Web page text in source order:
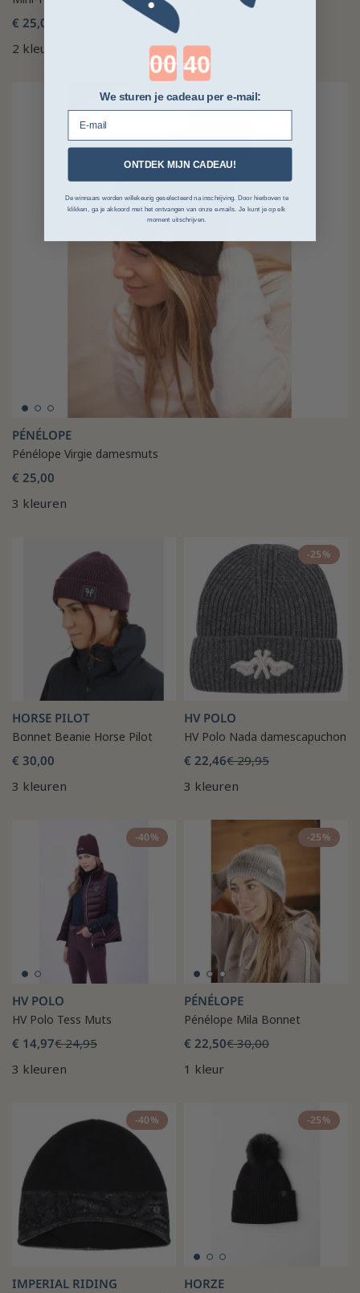
€ 25,00
2 kleuren
PÉNÉLOPE
Pénélope Virgie damesmuts
€ 25,00
3 kleuren
HORSE PILOT
Bonnet Beanie Horse Pilot
€ 30,00
3 kleuren
-25%
HV POLO
HV Polo Nada damescapuchon
€ 22,46€ 29,95
3 kleuren
-40%
HV POLO
HV Polo Tess Muts
€ 14,97€ 24,95
3 kleuren
-25%
PÉNÉLOPE
Pénélope Mila Bonnet
€ 22,50€ 30,00
1 kleur
-40%
IMPERIAL RIDING
-25%
HORZE
Countdown ends in:
We sturen je cadeau per e-mail:
ONTDEK MIJN CADEAU!
De winnaars worden willekeurig geselecteerd na inschrijving. Door hierboven te
klikken, ga je akkoord met het ontvangen van onze e-mails. Je kunt je op elk
moment uitschrijven.